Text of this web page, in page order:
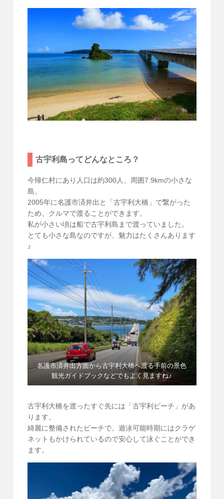
古宇利島ってどんなところ？
今帰仁村にあり人口は約300人、周囲7.9kmの小さな
島。
2005年に名護市済井出と「古宇利大橋」で繋がった
ため、クルマで渡ることができます。
私が小さい頃は船で古宇利島まで渡っていました。
とても小さな島なのですが、魅力はたくさんあります
♪
名護市済井出方面から古宇利大橋へ渡る手前の景色
観光ガイドブックなどでもよく見ますね♪
古宇利大橋を渡ったすぐ先には「古宇利ビーチ」があ
ります。
綺麗に整備されたビーチで、遊泳可能時期にはクラゲ
ネットもかけられているので安心して泳ぐことができ
ます。